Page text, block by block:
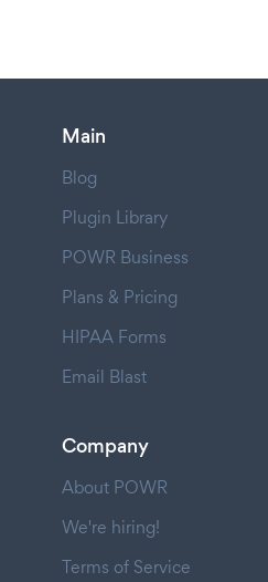
Main
Blog
Plugin Library
POWR Business
Plans & Pricing
HIPAA Forms
Email Blast
Company
About POWR
We're hiring!
Terms of Service